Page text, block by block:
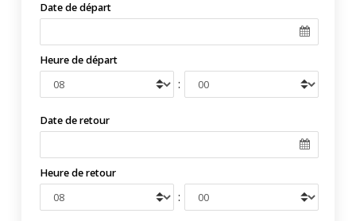
Date de départ
Heure de départ
:
Date de retour
Heure de retour
: